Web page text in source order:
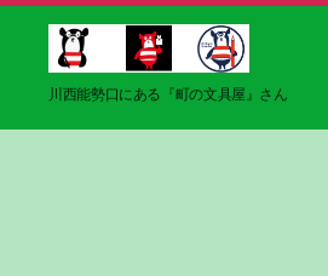
ブ
川西能勢口にある『町の文具屋』さん